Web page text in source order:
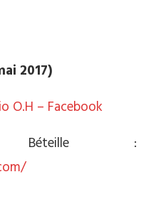
2017)
O.H – Facebook
Béteille :